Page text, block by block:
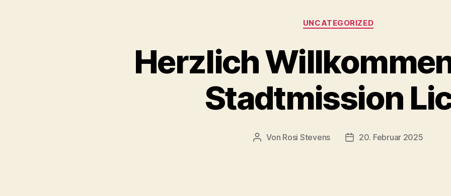
Kategorien
UNCATEGORIZED
Herzlich
Stadtmission
Beitragsautor
Von Rosi Stevens Veröffentlichungsdatum
20. Februar 2025